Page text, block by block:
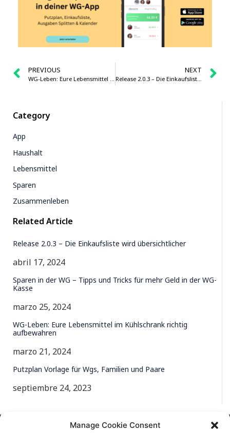
Manage Cookie Consent
Category
App
Haushalt
Lebensmittel
Sparen
Zusammenleben
Related Article
Release 2.0.3 – Die Einkaufsliste wird übersichtlicher
abril 17, 2024
Sparen in der WG – Tipps und Tricks für mehr Geld in der WG-
Kasse
marzo 25, 2024
WG-Leben: Eure Lebensmittel im Kühlschrank richtig
aufbewahren
marzo 21, 2024
Putzplan Vorlage für Wgs, Familien und Paare
septiembre 24, 2023
PREVIOUS
WG-Leben: Eure Lebensmittel im Kühlschrank richtig aufbewahren
NEXT
Release 2.0.3 – Die Einkaufsliste wird übersichtlicher